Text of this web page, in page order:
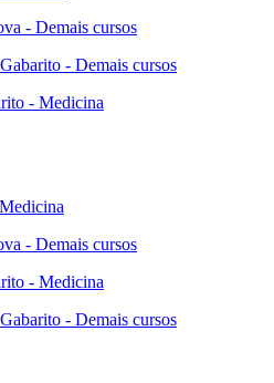
- Demais cursos
Gabarito - Demais cursos
- Medicina
- Demais cursos
- Medicina
Gabarito - Demais cursos